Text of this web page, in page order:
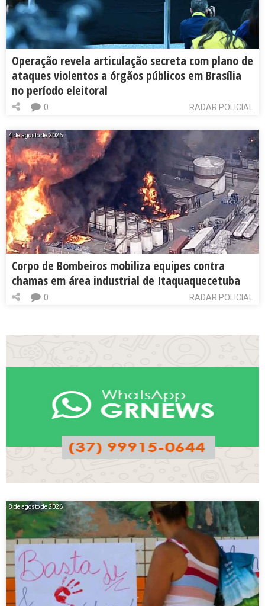
Operação revela articulação secreta com plano de
ataques violentos a órgãos públicos em Brasília
no período eleitoral
RADAR POLICIAL
0
4 de agosto de 2026
Corpo de Bombeiros mobiliza equipes contra
chamas em área industrial de Itaquaquecetuba
RADAR POLICIAL
0
8 de agosto de 2026